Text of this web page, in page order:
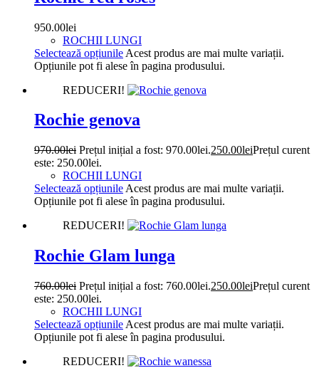
950.00lei
ROCHII LUNGI
Selectează opțiunile Acest produs are mai multe variații.
Opțiunile pot fi alese în pagina produsului.
REDUCERI!
Rochie genova
970.00lei Prețul inițial a fost: 970.00lei.250.00leiPrețul curent
este: 250.00lei.
ROCHII LUNGI
Selectează opțiunile Acest produs are mai multe variații.
Opțiunile pot fi alese în pagina produsului.
REDUCERI!
Rochie Glam lunga
760.00lei Prețul inițial a fost: 760.00lei.250.00leiPrețul curent
este: 250.00lei.
ROCHII LUNGI
Selectează opțiunile Acest produs are mai multe variații.
Opțiunile pot fi alese în pagina produsului.
REDUCERI!